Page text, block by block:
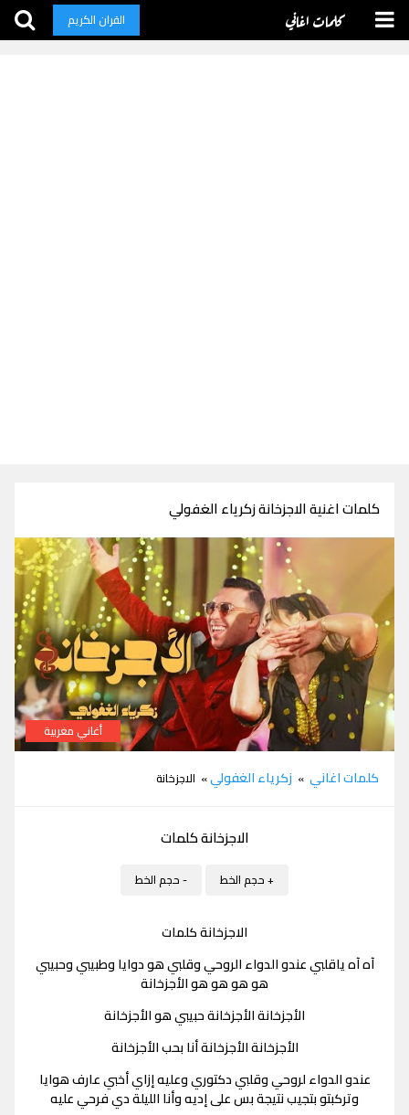
كلمات اغاني القران الكريم
كلمات اغنية الاجزخانة زكرياء الغفولي
أغاني مغربية
كلمات اغاني » زكرياء الغفولي» الاجزخانة
الاجزخانة كلمات
+ حجم الخط - حجم الخط
الاجزخانة كلمات
آه آه ياقلبي عندو الدواء الروحي وقلبي هو دوايا وطبيبي وحبيبي
هو هو هو هو الأجزخانة
الأجزخانة الأجزخانة حبيبي هو الأجزخانة
الأجزخانة الأجزخانة أنا بحب الأجزخانة
عندو الدواء لروحي وقلبي دكتوري وعليه إزاي أخبي عارف هوايا
وتركبتو بتجيب نتيجة بس على إديه وأنا الليلة دي فرحي عليه